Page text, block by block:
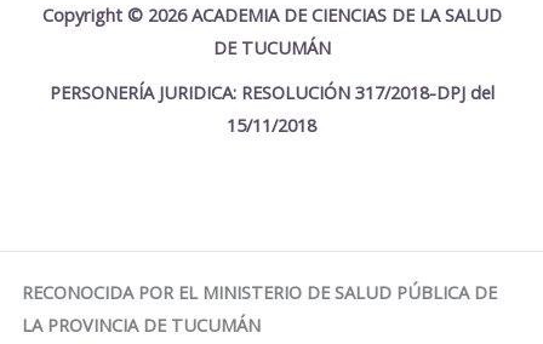
Copyright © 2026 ACADEMIA DE CIENCIAS DE LA SALUD
DE TUCUMÁN
PERSONERÍA JURIDICA: RESOLUCIÓN 317/2018-DPJ del
15/11/2018
RECONOCIDA POR EL MINISTERIO DE SALUD PÚBLICA DE
LA PROVINCIA DE TUCUMÁN